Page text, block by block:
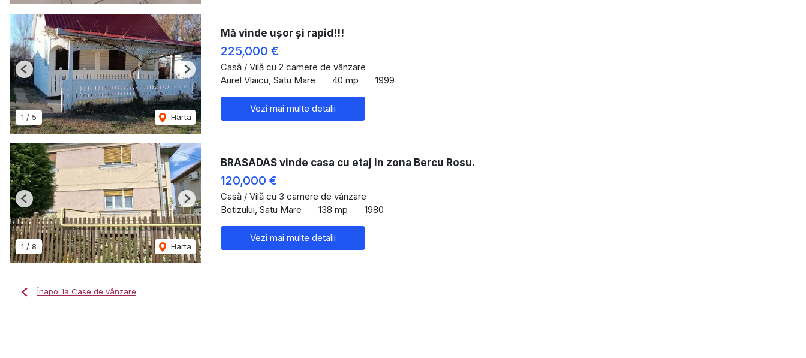
1 / 5 Harta
Previous Next
Mă vinde ușor și rapid!!!
225,000 €
Casă / Vilă cu 2 camere de vânzare
Aurel Vlaicu, Satu Mare
40 mp 1999
Vezi mai multe detalii
1 / 8 Harta
Previous Next
BRASADAS vinde casa cu etaj in zona Bercu Rosu.
120,000 €
Casă / Vilă cu 3 camere de vânzare
Botizului, Satu Mare
138 mp 1980
Vezi mai multe detalii
Înapoi la Case de vânzare